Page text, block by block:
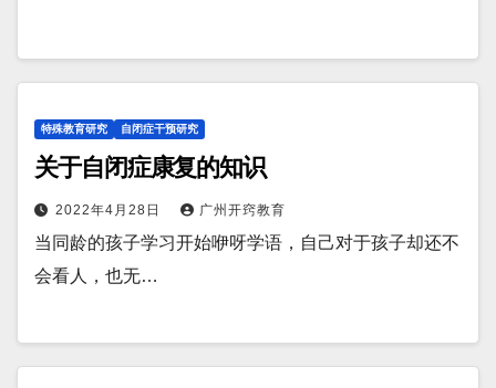
特殊教育研究 自闭症干预研究
关于自闭症康复的知识
2022年4月28日 广州开窍教育
当同龄的孩子学习开始咿呀学语，自己对于孩子却还不
会看人，也无…